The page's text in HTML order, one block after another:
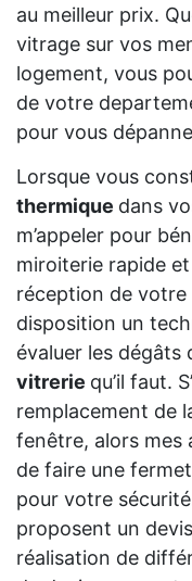
au meilleur prix.
vitrage sur vos
logement, vous
de votre
pour vous
Lorsque vous
thermique dans
m’appeler pour
miroiterie rapide
réception de votre
disposition un
évaluer les dégâts
vitrerie qu’il faut.
remplacement de
fenêtre, alors mes
de faire une
pour votre
proposent un
réalisation de